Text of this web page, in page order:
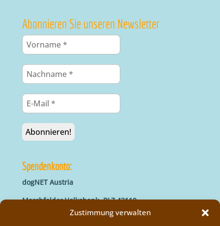
Zustimmung verwalten
Abonnieren Sie unseren Newsletter
Spendenkonto:
dogNET Austria
Marchfelder Volksbank, BLZ 42110
IBAN: AT66 4211 0421 5000 0000